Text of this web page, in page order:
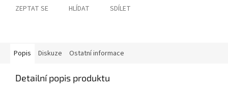
ZEPTAT SE HLÍDAT SDÍLET
Popis Diskuze Ostatní informace
Detailní popis produktu